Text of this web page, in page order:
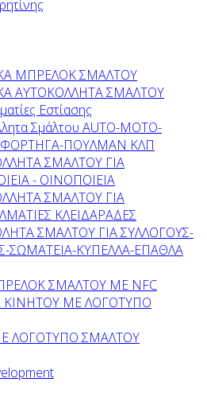
ΜΠΡΕΛΟΚ ΣΜΑΛΤΟΥ
ΑΥΤΟΚΟΛΛΗΤΑ ΣΜΑΛΤΟΥ
Εστίασης
Σμάλτου ΑUTO-MOTO-
ΠΟΥΛΜΑΝ ΚΛΠ
ΣΜΑΛΤΟΥ ΓΙΑ
- ΟΙΝΟΠΟΙΕΙΑ
ΣΜΑΛΤΟΥ ΓΙΑ
ΚΛΕΙΔΑΡΑΔΕΣ
ΣΜΑΛΤΟΥ ΓΙΑ ΣΥΛΛΟΓΟΥΣ-
ΣΩΜΑΤEΙΑ-ΚΥΠΕΛΛΑ-ΕΠΑΘΛΑ
ΣΜΑΛΤΟΥ ΜΕ NFC
ΚΙΝΗΤΟΥ ΜΕ ΛΟΓΟΤΥΠΟ
ΛΟΓΟΤΥΠΟ ΣΜΑΛΤΟΥ